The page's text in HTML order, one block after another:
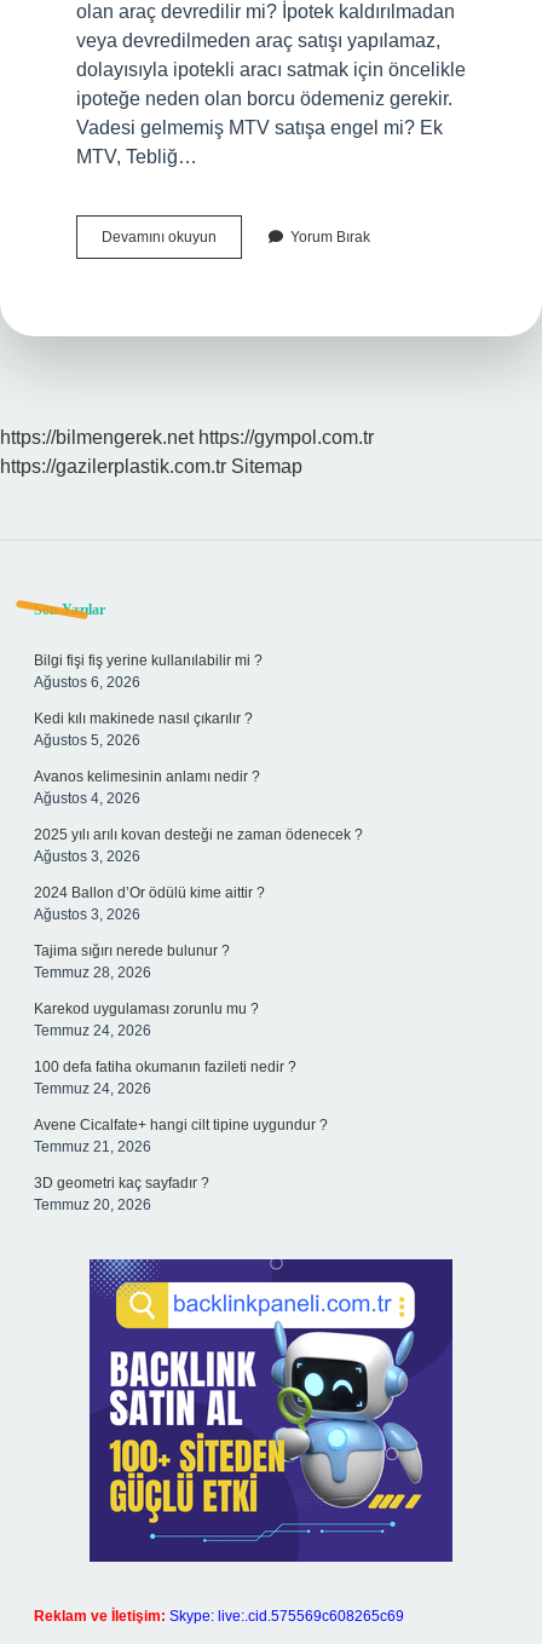
olan araç devredilir mi? İpotek kaldırılmadan
veya devredilmeden araç satışı yapılamaz,
dolayısıyla ipotekli aracı satmak için öncelikle
ipoteğe neden olan borcu ödemeniz gerekir.
Vadesi gelmemiş MTV satışa engel mi? Ek
MTV, Tebliğ…
Devamını okuyun
Borcu
Yorum Bırak
https://bilmengerek.net https://gympol.com.tr
https://gazilerplastik.com.tr Sitemap
Sidebar
Son Yazılar
Bilgi fişi fiş yerine kullanılabilir mi ?
Ağustos 6, 2026
Kedi kılı makinede nasıl çıkarılır ?
Ağustos 5, 2026
Avanos kelimesinin anlamı nedir ?
Ağustos 4, 2026
2025 yılı arılı kovan desteği ne zaman ödenecek ?
Ağustos 3, 2026
2024 Ballon d’Or ödülü kime aittir ?
Ağustos 3, 2026
Tajima sığırı nerede bulunur ?
Temmuz 28, 2026
Karekod uygulaması zorunlu mu ?
Temmuz 24, 2026
100 defa fatiha okumanın fazileti nedir ?
Temmuz 24, 2026
Avene Cicalfate+ hangi cilt tipine uygundur ?
Temmuz 21, 2026
3D geometri kaç sayfadır ?
Temmuz 20, 2026
Reklam ve İletişim: Skype: live:.cid.575569c608265c69